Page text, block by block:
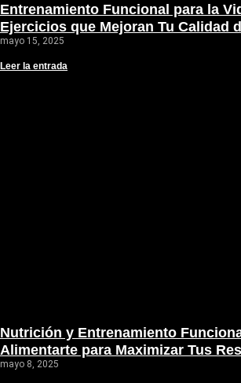
Entrenamiento Funcional para la
Ejercicios que Mejoran Tu Calidad
mayo 15, 2025
Leer la entrada
Nutrición y Entrenamiento
Alimentarte para Maximizar Tus
mayo 8, 2025